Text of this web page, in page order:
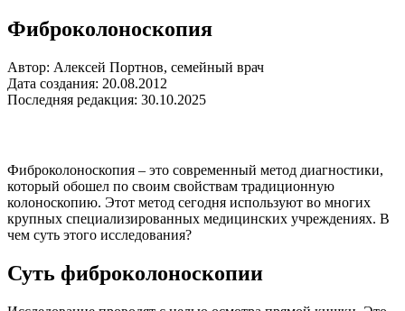
Фиброколоноскопия
Автор: Алексей Портнов, семейный врач
Дата создания: 20.08.2012
Последняя редакция: 30.10.2025
Фиброколоноскопия – это современный метод диагностики,
который обошел по своим свойствам традиционную
колоноскопию. Этот метод сегодня используют во многих
крупных специализированных медицинских учреждениях. В
чем суть этого исследования?
Суть фиброколоноскопии